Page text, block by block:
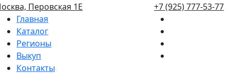
Перовская 1Е
+7 (925) 777-53-77
Главная
Каталог
Регионы
Выкуп
Контакты